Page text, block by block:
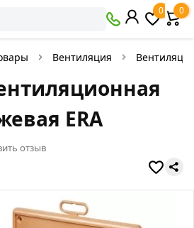
0 0
Вентиляция
ERA
отзыв